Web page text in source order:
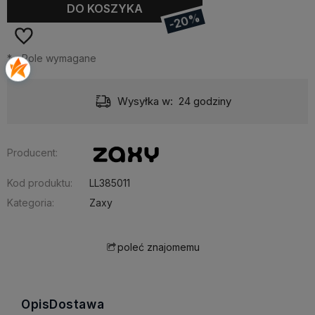
DO KOSZYKA
-20%
*- Pole wymagane
Wysyłka w: 24 godziny
Producent:
Kod produktu:
LL385011
Kategoria:
Zaxy
poleć znajomemu
Opis Dostawa